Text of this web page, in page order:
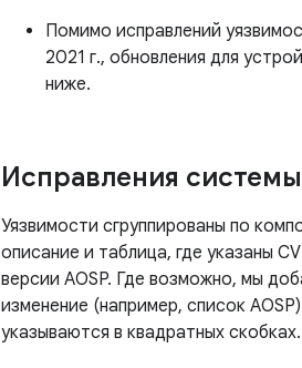
Помимо исправлений
2021 г., обновления для
ниже.
Исправления
Уязвимости сгруппированы по
описание и таблица, где указаны
версии AOSP. Где возможно, мы
изменение (например, список
указываются в квадратных скобках.